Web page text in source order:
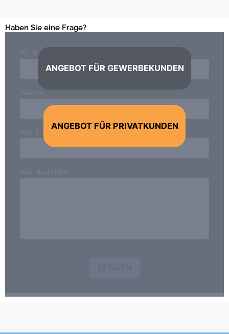
Haben Sie eine Frage?
ANGEBOT FÜR GEWERBEKUNDEN
ANGEBOT FÜR PRIVATKUNDEN
Ihr Name*
Ihre E-Mail-Adresse*